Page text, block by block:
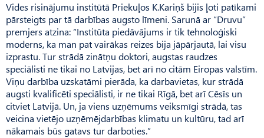
Vides risinājumu institūtā Priekuļos K.Kariņš bijis ļoti patīkami
pārsteigts par tā darbības augsto līmeni. Sarunā ar “Druvu”
premjers atzina: “Institūta piedāvājums ir tik tehnoloģiski
moderns, ka man pat vairākas reizes bija jāpārjautā, lai visu
izprastu. Tur strādā zinātņu doktori, augstas raudzes
speciālisti ne tikai no Latvijas, bet arī no citām Eiropas valstīm.
Viņu darbība uzskatāmi pierāda, ka darbavietas, kur strādā
augsti kvalificēti speciālisti, ir ne tikai Rīgā, bet arī Cēsīs un
citviet Latvijā. Un, ja viens uzņēmums veiksmīgi strādā, tas
veicina vietējo uzņēmējdarbības klimatu un kultūru, tad arī
nākamais būs gatavs tur darboties.”